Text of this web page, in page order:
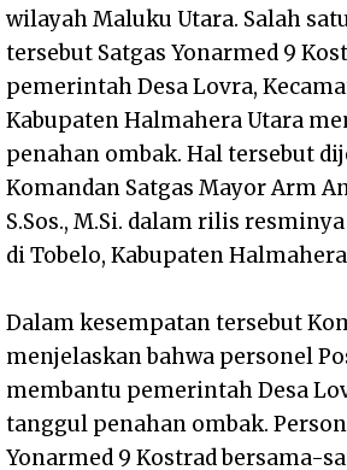
wilayah Maluku Utara. Salah
tersebut Satgas Yonarmed 9
pemerintah Desa Lovra,
Kabupaten Halmahera Utara
penahan ombak. Hal tersebut
Komandan Satgas Mayor Arm
S.Sos., M.Si. dalam rilis
di Tobelo, Kabupaten Halmahera
Dalam kesempatan tersebut
menjelaskan bahwa personel
membantu pemerintah Desa
tanggul penahan ombak.
Yonarmed 9 Kostrad bersama-